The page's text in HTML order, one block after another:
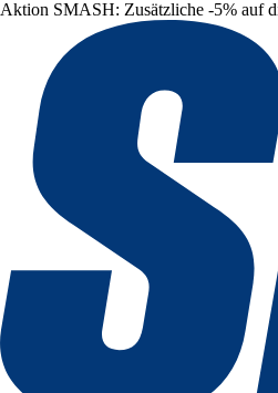
Aktion SMASH: Zusätzliche -5% auf